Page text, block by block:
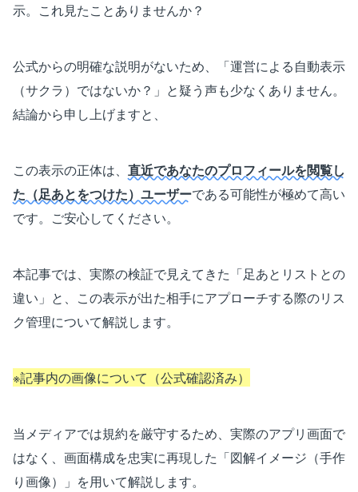
示。これ見たことありませんか？
公式からの明確な説明がないため、「運営による自動表示
（サクラ）ではないか？」と疑う声も少なくありません。
結論から申し上げますと、
この表示の正体は、 直近であなたのプロフィールを閲覧し
た（足あとをつけた）ユーザーである可能性が極めて高い
です。ご安心してください。
本記事では、実際の検証で見えてきた「足あとリストとの
違い」と、この表示が出た相手にアプローチする際のリス
ク管理について解説します。
※記事内の画像について（公式確認済み）
当メディアでは規約を厳守するため、実際のアプリ画面で
はなく、画面構成を忠実に再現した「図解イメージ（手作
り画像）」を用いて解説します。